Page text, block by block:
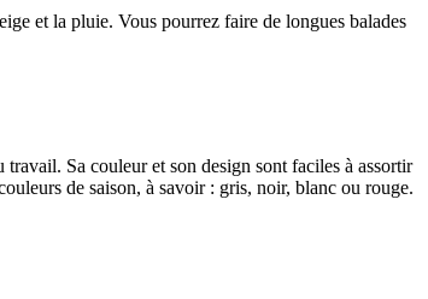
et la pluie. Vous pourrez faire de longues balades
Sa couleur et son design sont faciles à assortir
de saison, à savoir : gris, noir, blanc ou rouge.